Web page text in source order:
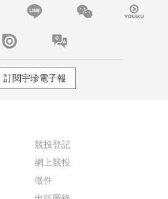
訂閱宇珍電子報
競投登記
網上競投
徵件